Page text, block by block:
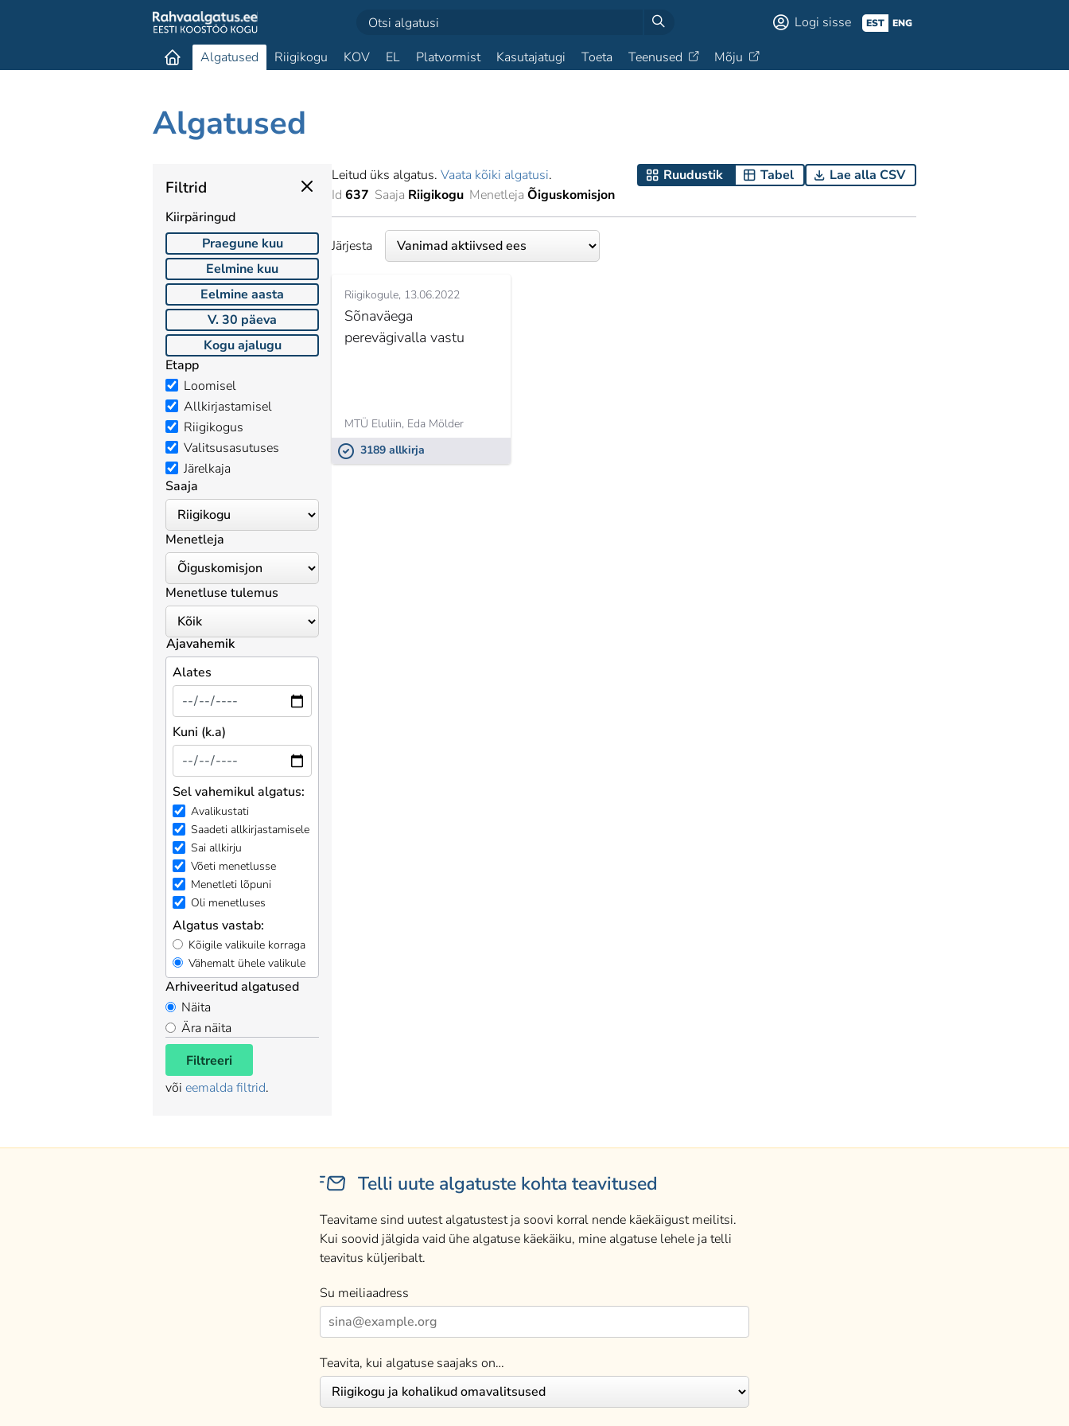
Logi sisse EST ENG
Algatused Riigikogu KOV EL Platvormist Kasutajatugi Toeta Teenused Mõju
Algatused
Filtrid
Kiirpäringud
Praegune kuu
Eelmine kuu
Eelmine aasta
V. 30 päeva
Kogu ajalugu
Etapp
Loomisel
Allkirjastamisel
Riigikogus
Valitsusasutuses
Järelkaja
Saaja
Menetleja
Menetluse tulemus
Ajavahemik
Alates
Kuni (k.a)
Sel vahemikul algatus:
Avalikustati
Saadeti allkirjastamisele
Sai allkirju
Võeti menetlusse
Menetleti lõpuni
Oli menetluses
Algatus vastab:
Kõigile valikuile korraga
Vähemalt ühele valikule
Arhiveeritud algatused
Näita
Ära näita
Filtreeri
või eemalda filtrid.
Leitud üks algatus. Vaata kõiki algatusi. Ruudustik Tabel
Lae alla CSV
Id 637 Saaja Riigikogu Menetleja Õiguskomisjon
Järjesta
Riigikogule 13.06.2022
Sõnaväega
perevägivalla vastu
MTÜ Eluliin, Eda Mölder
3189 allkirja
Telli uute algatuste kohta teavitused
Teavitame sind uutest algatustest ja soovi korral nende käekäigust meilitsi.
Kui soovid jälgida vaid ühe algatuse käekäiku, mine algatuse lehele ja telli
teavitus küljeribalt.
Su meiliaadress
Teavita, kui algatuse saajaks on…